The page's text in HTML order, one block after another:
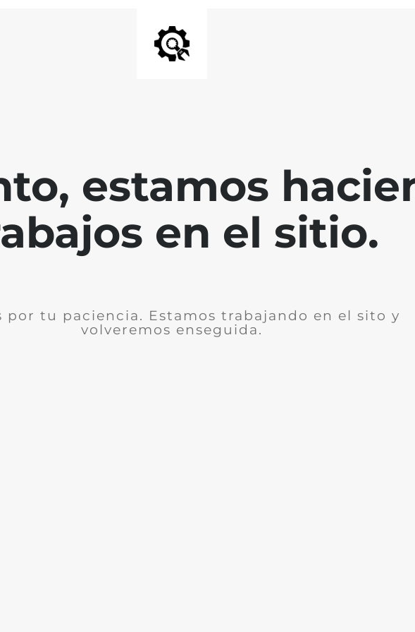
estamos
en el sitio.
por tu paciencia. Estamos trabajando en el sito y
volveremos enseguida.